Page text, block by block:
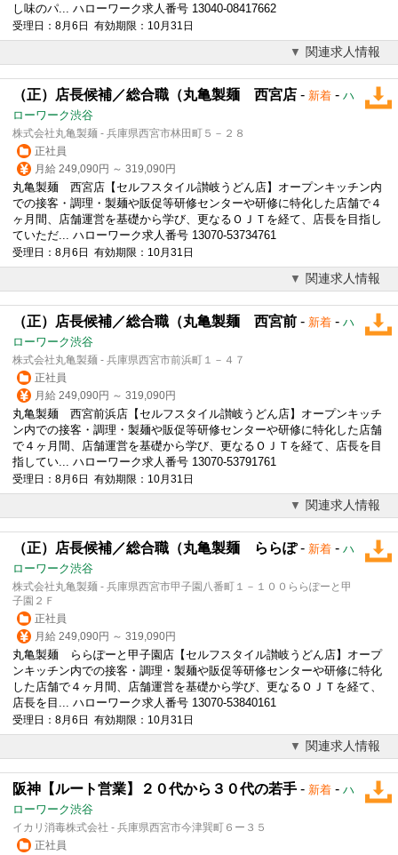
し味のパ... ハローワーク求人番号 13040-08417662
受理日：8月6日 有効期限：10月31日
関連求人情報
（正）店長候補／総合職（丸亀製麺 西宮店 - 新着 - ハ
ローワーク渋谷
株式会社丸亀製麺 - 兵庫県西宮市林田町５－２８
正社員
月給 249,090円 ～ 319,090円
丸亀製麺 西宮店【セルフスタイル讃岐うどん店】オープンキッチン内
での接客・調理・製麺や販促等研修センターや研修に特化した店舗で４
ヶ月間、店舗運営を基礎から学び、更なるＯＪＴを経て、店長を目指し
ていただ... ハローワーク求人番号 13070-53734761
受理日：8月6日 有効期限：10月31日
関連求人情報
（正）店長候補／総合職（丸亀製麺 西宮前 - 新着 - ハ
ローワーク渋谷
株式会社丸亀製麺 - 兵庫県西宮市前浜町１－４７
正社員
月給 249,090円 ～ 319,090円
丸亀製麺 西宮前浜店【セルフスタイル讃岐うどん店】オープンキッチ
ン内での接客・調理・製麺や販促等研修センターや研修に特化した店舗
で４ヶ月間、店舗運営を基礎から学び、更なるＯＪＴを経て、店長を目
指してい... ハローワーク求人番号 13070-53791761
受理日：8月6日 有効期限：10月31日
関連求人情報
（正）店長候補／総合職（丸亀製麺 ららぽ- 新着 - ハ
ローワーク渋谷
株式会社丸亀製麺 - 兵庫県西宮市甲子園八番町１－１００ららぽーと甲
子園２Ｆ
正社員
月給 249,090円 ～ 319,090円
丸亀製麺 ららぽーと甲子園店【セルフスタイル讃岐うどん店】オープ
ンキッチン内での接客・調理・製麺や販促等研修センターや研修に特化
した店舗で４ヶ月間、店舗運営を基礎から学び、更なるＯＪＴを経て、
店長を目... ハローワーク求人番号 13070-53840161
受理日：8月6日 有効期限：10月31日
関連求人情報
阪神【ルート営業】２０代から３０代の若手 - 新着 - ハ
ローワーク渋谷
イカリ消毒株式会社 - 兵庫県西宮市今津巽町６ー３５
正社員